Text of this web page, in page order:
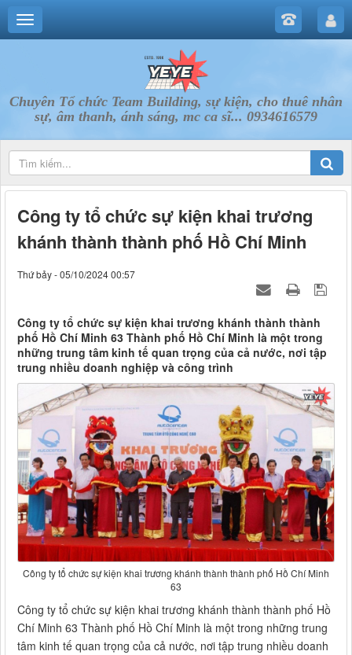
Chuyên Tổ chức Team Building, sự kiện, cho thuê nhân
sự, âm thanh, ánh sáng, mc ca sĩ... 0934616579
Công ty tổ chức sự kiện khai trương
khánh thành thành phố Hồ Chí Minh
Thứ bảy - 05/10/2024 00:57
Công ty tổ chức sự kiện khai trương khánh thành thành
phố Hồ Chí Minh 63 Thành phố Hồ Chí Minh là một trong
những trung tâm kinh tế quan trọng của cả nước, nơi tập
trung nhiều doanh nghiệp và công trình
Công ty tổ chức sự kiện khai trương khánh thành thành phố Hồ Chí Minh
63
Công ty tổ chức sự kiện khai trương khánh thành thành phố Hồ
Chí Minh 63 Thành phố Hồ Chí Minh là một trong những trung
tâm kinh tế quan trọng của cả nước, nơi tập trung nhiều doanh